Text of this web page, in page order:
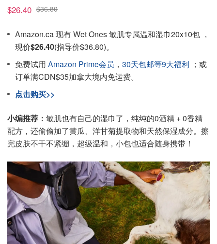
$26.40 $36.80
Amazon.ca 现有 Wet Ones 敏肌专属温和湿巾20x10包 ，
现价$26.40(指导价$36.80)。
免费试用 Amazon Prime会员 ， 30天包邮等9大福利 ；或
订单满CDN$35加拿大境内免运费。
点击购买>>
小编推荐： 敏肌也有自己的湿巾了，纯纯的0酒精 + 0香精
配方，还偷偷加了黄瓜、洋甘菊提取物和天然保湿成分。擦
完皮肤不干不紧绷，超级温和，小包也适合随身携带！